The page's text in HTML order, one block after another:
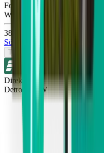
Fort Lauderdale FLL
Wed, Aug 26
383 kr
Sök
Tur- och returresa
Direkt
Detroit DTW